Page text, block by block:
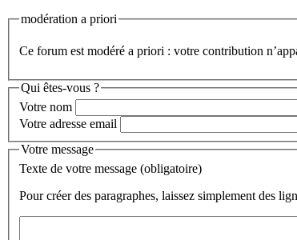
modération a priori
Ce forum est modéré a priori : votre contribution
Qui êtes-vous ?
Votre nom
Votre adresse email
Votre message
Texte de votre message (obligatoire)
Pour créer des paragraphes, laissez simplement des